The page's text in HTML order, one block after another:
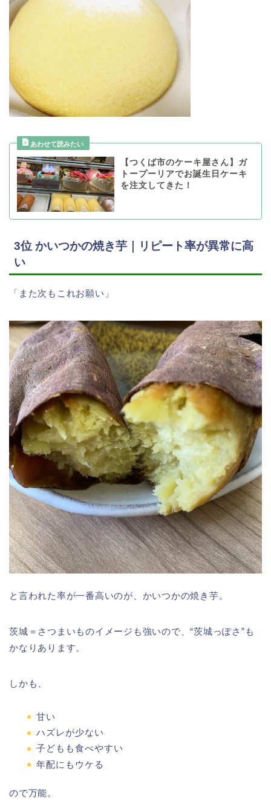
【つくば市のケーキ屋さん】ガ
トープーリアでお誕生日ケーキ
を注文してきた！
3位 かいつかの焼き芋｜リピート率が異常に高
い
「また次もこれお願い」
と言われた率が一番高いのが、かいつかの焼き芋。
茨城＝さつまいものイメージも強いので、“茨城っぽさ”も
かなりあります。
しかも、
甘い
ハズレが少ない
子どもも食べやすい
年配にもウケる
ので万能。